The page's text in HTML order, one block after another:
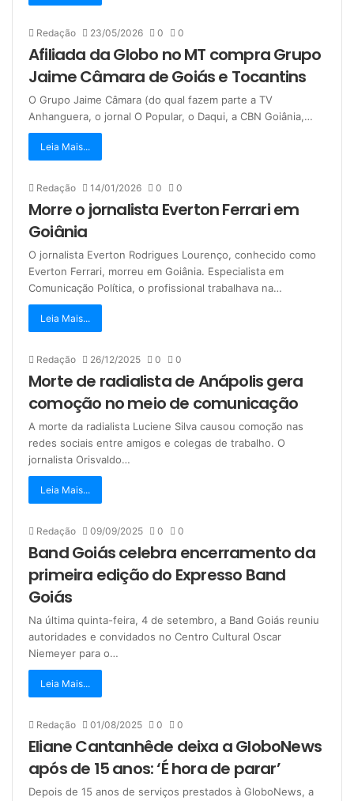
Redação 23/05/2026 0 0
Afiliada da Globo no MT compra Grupo
Jaime Câmara de Goiás e Tocantins
O Grupo Jaime Câmara (do qual fazem parte a TV
Anhanguera, o jornal O Popular, o Daqui, a CBN Goiânia,…
Leia Mais...
Redação 14/01/2026 0 0
Morre o jornalista Everton Ferrari em
Goiânia
O jornalista Everton Rodrigues Lourenço, conhecido como
Everton Ferrari, morreu em Goiânia. Especialista em
Comunicação Política, o profissional trabalhava na…
Leia Mais...
Redação 26/12/2025 0 0
Morte de radialista de Anápolis gera
comoção no meio de comunicação
A morte da radialista Luciene Silva causou comoção nas
redes sociais entre amigos e colegas de trabalho. O
jornalista Orisvaldo…
Leia Mais...
Redação 09/09/2025 0 0
Band Goiás celebra encerramento da
primeira edição do Expresso Band
Goiás
Na última quinta-feira, 4 de setembro, a Band Goiás reuniu
autoridades e convidados no Centro Cultural Oscar
Niemeyer para o…
Leia Mais...
Redação 01/08/2025 0 0
Eliane Cantanhêde deixa a GloboNews
após de 15 anos: ‘É hora de parar’
Depois de 15 anos de serviços prestados à GloboNews, a